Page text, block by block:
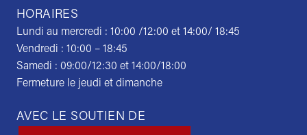
HORAIRES
Lundi au mercredi : 10:00 /12:00 et 14:00/ 18:45
Vendredi : 10:00 – 18:45
Samedi : 09:00/12:30 et 14:00/18:00
Fermeture le jeudi et dimanche
AVEC LE SOUTIEN DE